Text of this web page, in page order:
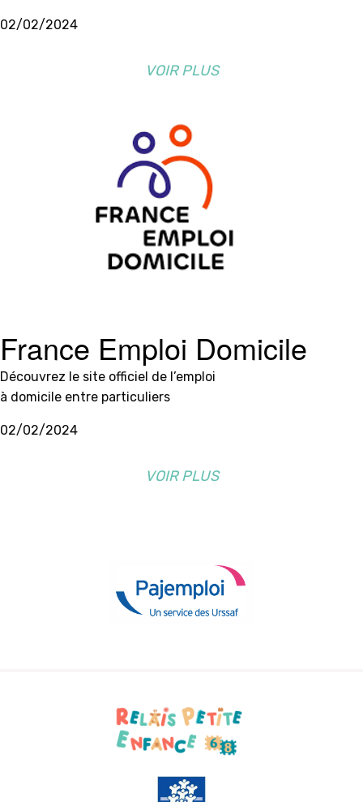
02/02/2024
VOIR PLUS
France Emploi Domicile
Découvrez le site officiel de l’emploi
à domicile entre particuliers
02/02/2024
VOIR PLUS